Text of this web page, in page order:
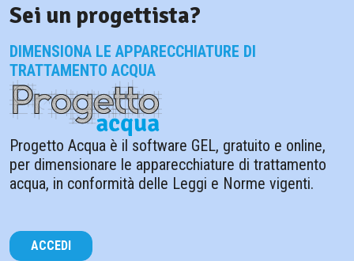
Sei un progettista?
DIMENSIONA LE APPARECCHIATURE DI
TRATTAMENTO ACQUA
Progetto Acqua è il software GEL, gratuito e online,
per dimensionare le apparecchiature di trattamento
acqua, in conformità delle Leggi e Norme vigenti.
ACCEDI